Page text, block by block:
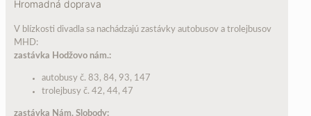
Hromadná doprava
V blízkosti divadla sa nachádzajú zastávky autobusov a trolejbusov
MHD:
zastávka Hodžovo nám.:
autobusy č. 83, 84, 93, 147
trolejbusy č. 42, 44, 47
zastávka Nám. Slobody: